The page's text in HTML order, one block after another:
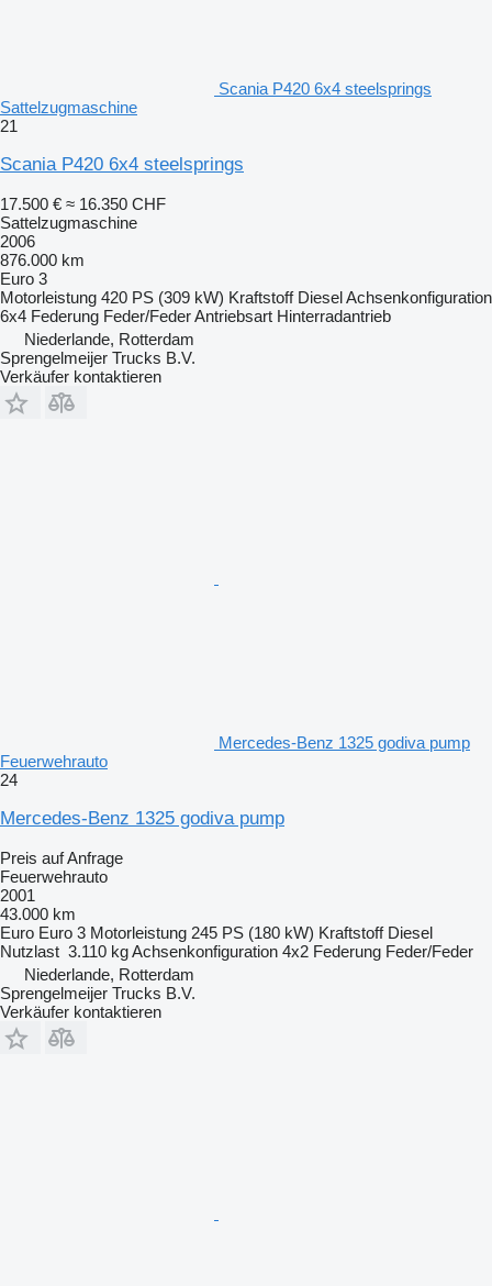
Scania P420 6x4 steelsprings
Sattelzugmaschine
21
Scania P420 6x4 steelsprings
17.500 € ≈ 16.350 CHF
Sattelzugmaschine
2006
876.000 km
Euro 3
Motorleistung 420 PS (309 kW) Kraftstoff DieselAchsenkonfiguration
6x4 Federung Feder/FederAntriebsart Hinterradantrieb
Niederlande, Rotterdam
Sprengelmeijer Trucks B.V.
Verkäufer kontaktieren
Mercedes-Benz 1325 godiva pump
Feuerwehrauto
24
Mercedes-Benz 1325 godiva pump
Preis auf Anfrage
Feuerwehrauto
2001
43.000 km
Euro Euro 3 Motorleistung 245 PS (180 kW) Kraftstoff Diesel
Nutzlast 3.110 kgAchsenkonfiguration 4x2 Federung Feder/Feder
Niederlande, Rotterdam
Sprengelmeijer Trucks B.V.
Verkäufer kontaktieren